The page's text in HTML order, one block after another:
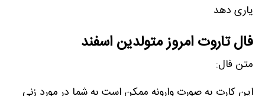
یاری دهد
فال تاروت امروز متولدین اسفند
متن فال: